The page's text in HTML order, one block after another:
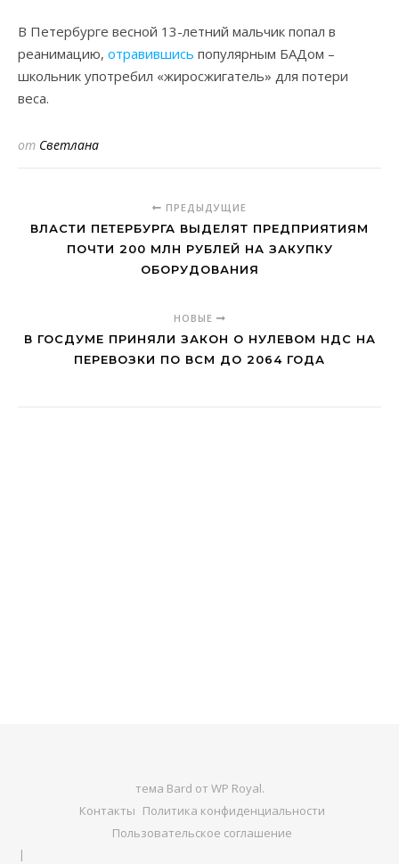
В Петербурге весной 13-летний мальчик попал в
реанимацию, отравившись популярным БАДом –
школьник употребил «жиросжигатель» для потери
веса.
от Светлана
ПРЕДЫДУЩИЕ
ВЛАСТИ ПЕТЕРБУРГА ВЫДЕЛЯТ ПРЕДПРИЯТИЯМ
ПОЧТИ 200 МЛН РУБЛЕЙ НА ЗАКУПКУ
ОБОРУДОВАНИЯ
НОВЫЕ
В ГОСДУМЕ ПРИНЯЛИ ЗАКОН О НУЛЕВОМ НДС НА
ПЕРЕВОЗКИ ПО ВСМ ДО 2064 ГОДА
тема Bard от WP Royal.
Контакты Политика конфиденциальности
Пользовательское соглашение